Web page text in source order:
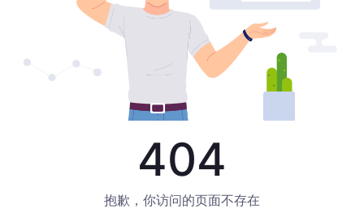
404
抱歉，你访问的页面不存在